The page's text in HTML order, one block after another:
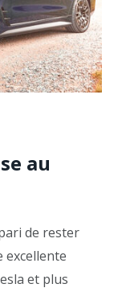
au
de rester
excellente
et plus